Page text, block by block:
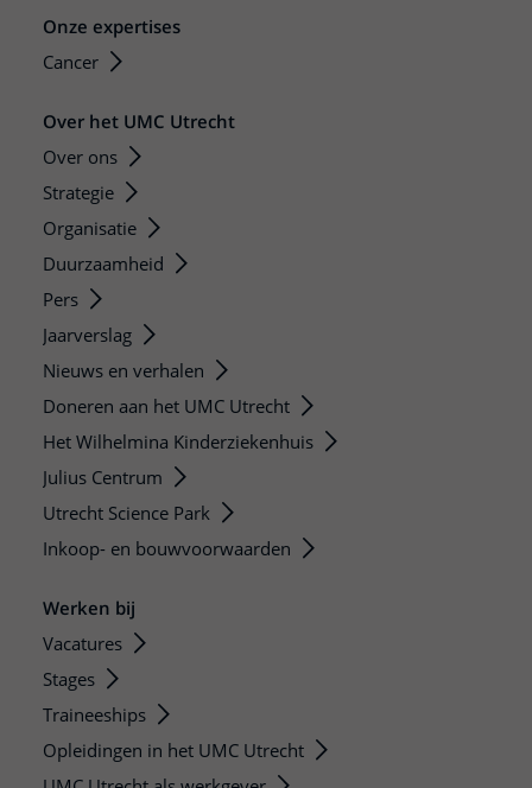
Onze expertises
Cancer
Over het UMC Utrecht
Over ons
Strategie
Organisatie
Duurzaamheid
Pers
Jaarverslag
Nieuws en verhalen
Doneren aan het UMC Utrecht
Het Wilhelmina Kinderziekenhuis
Julius Centrum
Utrecht Science Park
Inkoop- en bouwvoorwaarden
Werken bij
Vacatures
Stages
Traineeships
Opleidingen in het UMC Utrecht